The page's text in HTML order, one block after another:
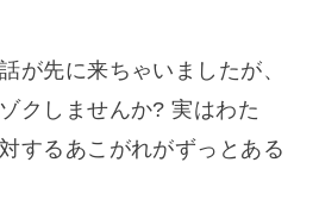
が先に来ちゃいましたが、
クしませんか? 実はわた
するあこがれがずっとある